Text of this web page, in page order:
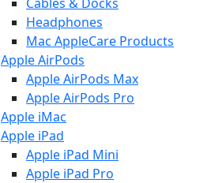
Headphones
Mac AppleCare Products
Apple AirPods
Apple AirPods Max
Apple AirPods Pro
Apple iMac
Apple iPad
Apple iPad Mini
Apple iPad Pro